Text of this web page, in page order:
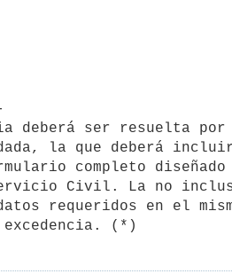
la que deberá
completo
Civil. La no
requeridos en el